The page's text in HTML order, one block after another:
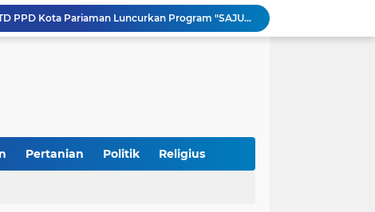
Tingkatkan PAD, UPTD PPD Kota Pariaman Luncurkan Program "SAJUMPA"
Pemkab Perkuat Komitmen Dalam Kehidupan Masyarakat Yang Harmonis
Bersama Rombongan Jemput Aspirasi
Jalan Pada Empat Titik
Pimpinan Pemda
Pertanian Politik Religius